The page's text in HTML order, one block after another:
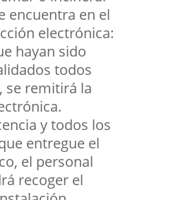
encuentra en el
electrónica:
hayan sido
todos
se remitirá la
y todos los
entregue el
el personal
recoger el